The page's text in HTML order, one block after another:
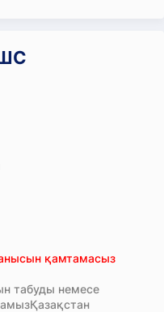
қамтамасыз
табуды немесе